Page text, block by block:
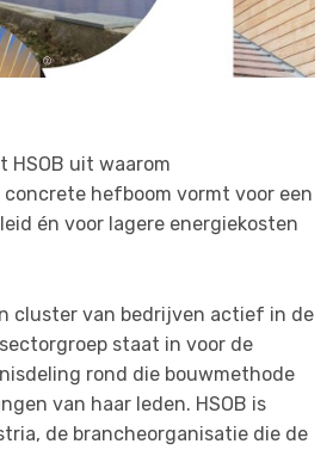
HSOB uit waarom
hefboom vormt voor een
én voor lagere energiekosten
cluster van bedrijven actief in de
staat in voor de
rond die bouwmethode
van haar leden. HSOB is
de brancheorganisatie die de